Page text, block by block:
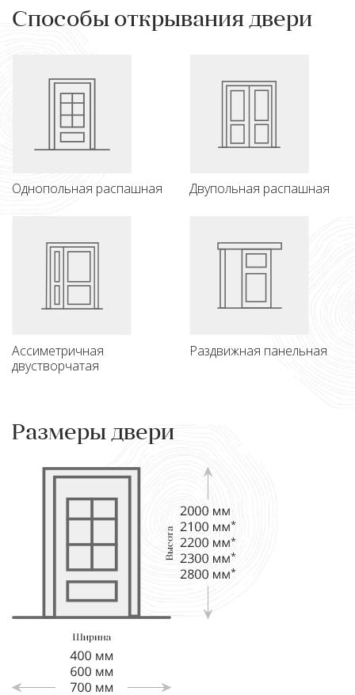
Способы открывания двери
Однопольная распашная Двупольная распашная
Ассиметричная
двустворчатая
Раздвижная панельная
Размеры двери